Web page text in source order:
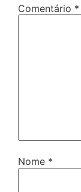
Comentário *
Nome *